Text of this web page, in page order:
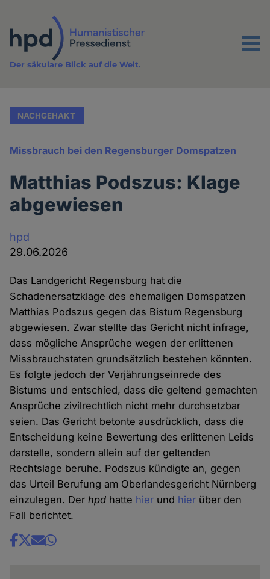
Inhalt
Menu
Der säkulare Blick auf die Welt.
NACHGEHAKT
Missbrauch bei den Regensburger Domspatzen
Matthias Podszus: Klage
abgewiesen
hpd
29.06.2026
Das Landgericht Regensburg hat die
Schadenersatzklage des ehemaligen Domspatzen
Matthias Podszus gegen das Bistum Regensburg
abgewiesen. Zwar stellte das Gericht nicht infrage,
dass mögliche Ansprüche wegen der erlittenen
Missbrauchstaten grundsätzlich bestehen könnten.
Es folgte jedoch der Verjährungseinrede des
Bistums und entschied, dass die geltend gemachten
Ansprüche zivilrechtlich nicht mehr durchsetzbar
seien. Das Gericht betonte ausdrücklich, dass die
Entscheidung keine Bewertung des erlittenen Leids
darstelle, sondern allein auf der geltenden
Rechtslage beruhe. Podszus kündigte an, gegen
das Urteil Berufung am Oberlandesgericht Nürnberg
einzulegen. Derhpd hatte hier und hier über den
Fall berichtet.
Share